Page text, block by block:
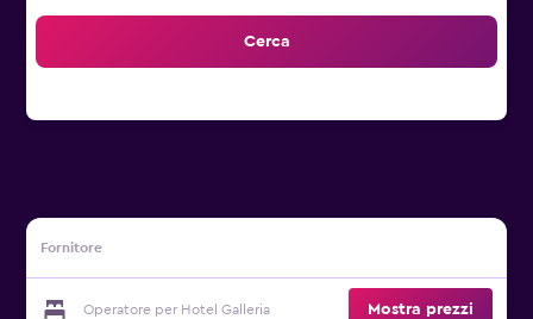
Cerca
Fornitore
Operatore per Hotel Galleria Mostra prezzi